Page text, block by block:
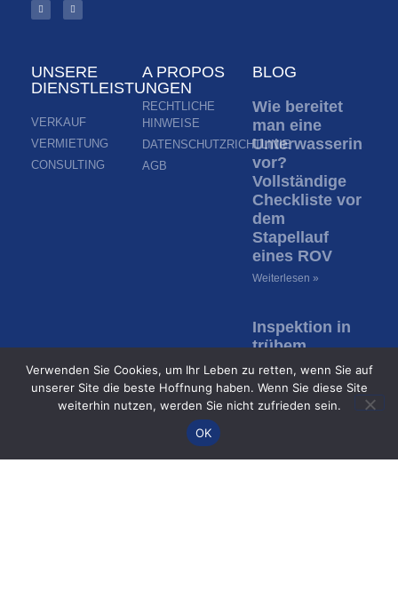
UNSERE
DIENSTLEISTUNGEN
VERKAUF
VERMIETUNG
CONSULTING
A PROPOS
RECHTLICHE
HINWEISE
DATENSCHUTZRICHTLINIE
AGB
BLOG
Wie bereitet
man eine
vor?
Vollständige
Checkliste vor
dem
Stapellauf
eines ROV
Weiterlesen »
Inspektion in
trübem
Wasser: Wie
ROVs bei
fehlender
Weiterlesen »
Verwenden Sie Cookies, um Ihr Leben zu retten, wenn Sie auf
unserer Site die beste Hoffnung haben. Wenn Sie diese Site
weiterhin nutzen, werden Sie nicht zufrieden sein.
OK